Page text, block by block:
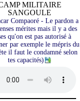
MILITAIRE
SANGOULE
Compaoré - Le pardon a
mérites mais il y a des
qu'on est pas autorisé à
par exemple le mépris du
il faut le condamné selon
tes capacités)